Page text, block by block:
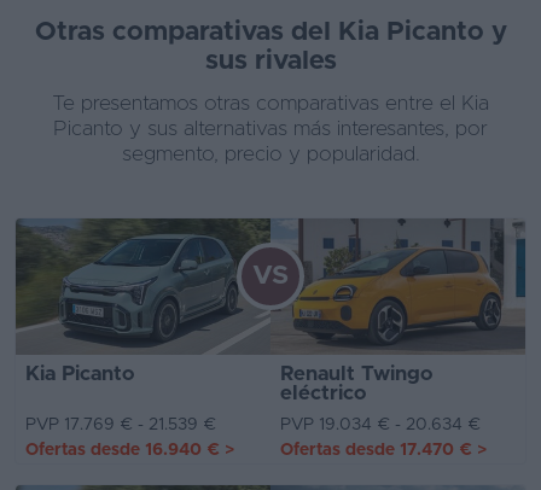
Otras comparativas del Kia Picanto y
sus rivales
Te presentamos otras comparativas entre el Kia
Picanto y sus alternativas más interesantes, por
segmento, precio y popularidad.
Kia Picanto
Renault Twingo
eléctrico
VS
PVP 17.769 € - 21.539 €
PVP 19.034 € - 20.634 €
Ofertas desde 16.940 € > Ofertas desde 17.470 € >